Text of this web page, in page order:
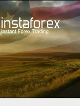
Инвесторлар
Ҳисоб-